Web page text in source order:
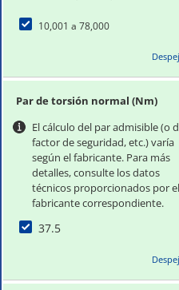
10,001 a 78,000
Par de torsión normal (Nm)
El cálculo del par admisible (o
factor de seguridad, etc.) varía
según el fabricante. Para más
detalles, consulte los datos
técnicos proporcionados por el
fabricante correspondiente.
37.5